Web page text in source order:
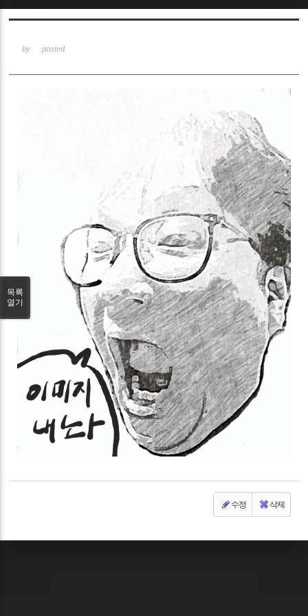
by posted
수정 삭제
목록
열기
Sketchbook5, 스케치북5
Sketchbook5, 스케치북5